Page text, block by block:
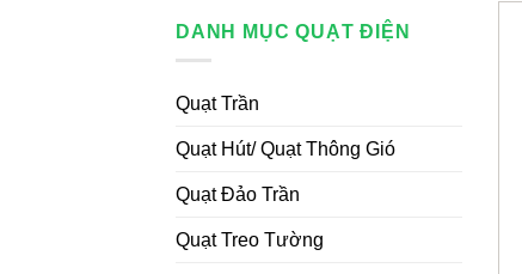
DANH MỤC QUẠT ĐIỆN
Quạt Trần
Quạt Hút/ Quạt Thông Gió
Quạt Đảo Trần
Quạt Treo Tường